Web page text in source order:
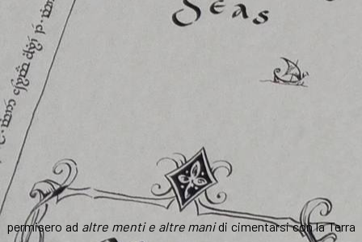
permisero ad altre menti e altre manidi cimentarsi con la Terra